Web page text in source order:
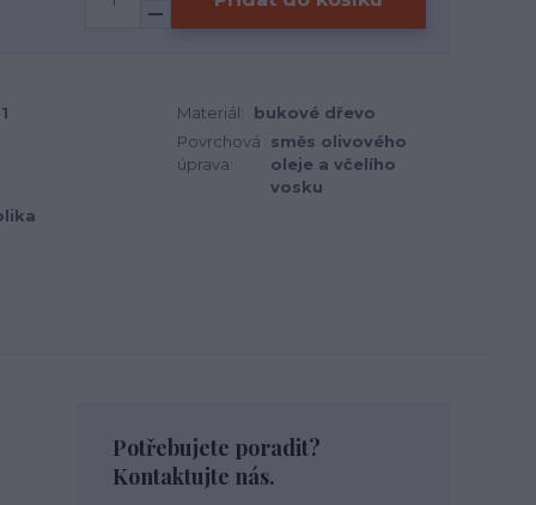
Materiál:
bukové dřevo
Povrchová
úprava:
směs olivového
oleje a včelího
vosku
Potřebujete poradit?
Kontaktujte nás.